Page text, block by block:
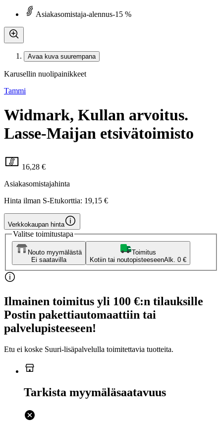
Asiakasomistaja-alennus-15 %
Avaa kuva suurempana
Karusellin nuolipainikkeet
Tammi
Widmark, Kullan arvoitus.
Lasse-Maijan etsivätoimisto
16,28 €
Asiakasomistajahinta
Hinta ilman S-Etukorttia: 19,15 €
Verkkokaupan hinta
Valitse toimitustapa
Nouto myymälästä
Ei saatavilla
Toimitus
Kotiin tai noutopisteeseenAlk. 0 €
Ilmainen toimitus yli 100 €:n tilauksille
Postin pakettiautomaattiin tai
palvelupisteeseen!
Etu ei koske Suuri‑lisäpalvelulla toimitettavia tuotteita.
Tarkista myymäläsaatavuus